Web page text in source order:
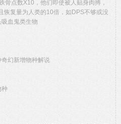
骨点数X10，他们即使被人贴身肉搏，
恢复量为人类的10倍，如DPS不够或没
血鬼类生物
奇幻新增物种解说
种